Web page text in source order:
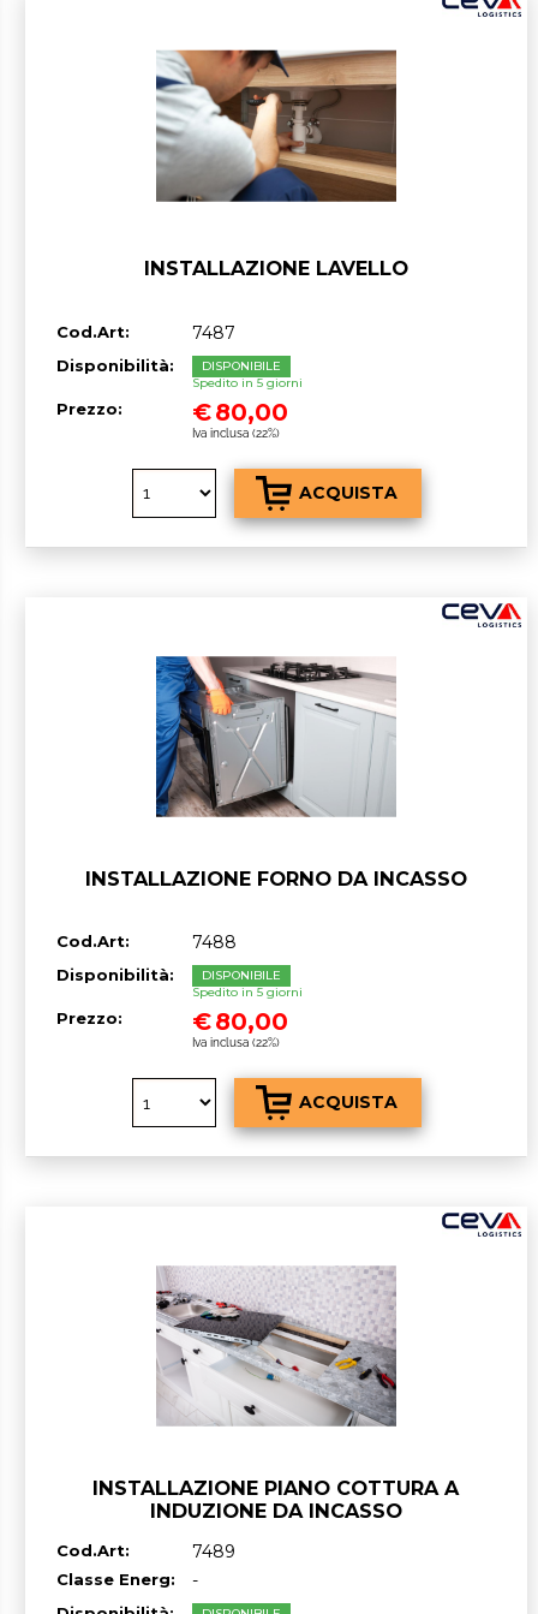
INSTALLAZIONE LAVELLO
Cod.Art: 7487
Disponibilità:
DISPONIBILE
Spedito in 5 giorni
Prezzo: €80,00
Iva inclusa (22%)
INSTALLAZIONE FORNO DA INCASSO
Cod.Art: 7488
Disponibilità:
DISPONIBILE
Spedito in 5 giorni
Prezzo: €80,00
Iva inclusa (22%)
INSTALLAZIONE PIANO COTTURA A
INDUZIONE DA INCASSO
Cod.Art: 7489
Classe Energ: -